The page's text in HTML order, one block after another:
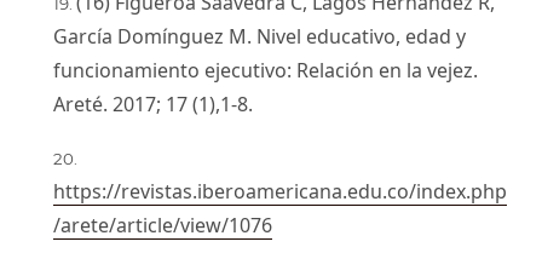
García Domínguez M. Nivel educativo, edad y
funcionamiento ejecutivo: Relación en la vejez.
Areté. 2017; 17 (1),1-8.
https://revistas.iberoamericana.edu.co/index.php
/arete/article/view/1076